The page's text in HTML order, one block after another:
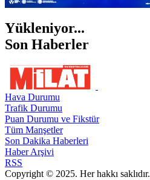
Yükleniyor...
Son Haberler
Hava Durumu
Trafik Durumu
Puan Durumu ve Fikstür
Tüm Manşetler
Son Dakika Haberleri
Haber Arşivi
RSS
Copyright © 2025. Her hakkı saklıdır.